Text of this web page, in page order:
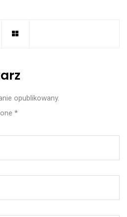
opublikowany.
*